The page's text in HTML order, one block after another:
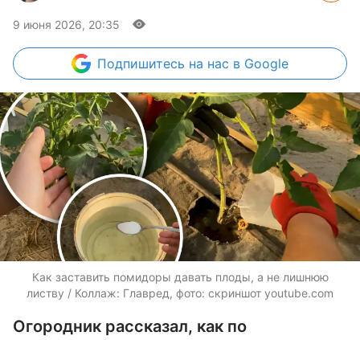
9 июня 2026, 20:35
Подпишитесь на нас в Google
Как заставить помидоры давать плоды, а не лишнюю
листву / Коллаж: Главред, фото: скриншот youtube.com
Огородник рассказал, как по